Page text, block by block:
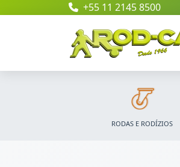
+55 11 2145 8500
RODAS E RODÍZIOS